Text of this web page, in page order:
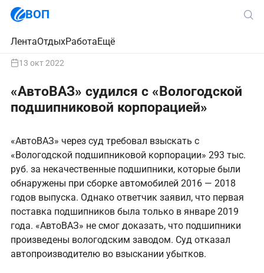
ВОП
ЛентаОтдыхРаботаЕщё
13 окт 2022
«АвтоВАЗ» судился с «Вологодской
подшипниковой корпорацией»
«АвтоВАЗ» через суд требовал взыскать с
«Вологодской подшипниковой корпорации» 293 тыс.
руб. за некачественные подшипники, которые были
обнаружены при сборке автомобилей 2016 — 2018
годов выпуска. Однако ответчик заявил, что первая
поставка подшипников была только в январе 2019
года. «АвтоВАЗ» не смог доказать, что подшипники
произведены вологодским заводом. Суд отказал
автопроизводителю во взыскании убытков.